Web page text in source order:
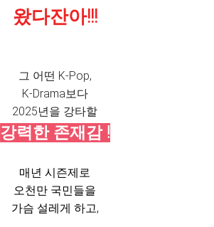
왔다잔아!!!
그 어떤 K-Pop,
K-Drama보다
2025년을 강타할
강력한 존재감 !
매년 시즌제로
오천만 국민들을
가슴 설레게 하고,